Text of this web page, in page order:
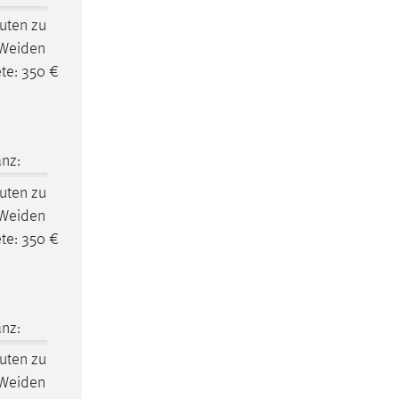
zu
350 €
zu
350 €
zu